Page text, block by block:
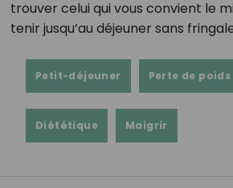
trouver celui qui vous convient le
tenir jusqu’au déjeuner sans
Petit-déjeuner Perte de poids
Diététique Maigrir